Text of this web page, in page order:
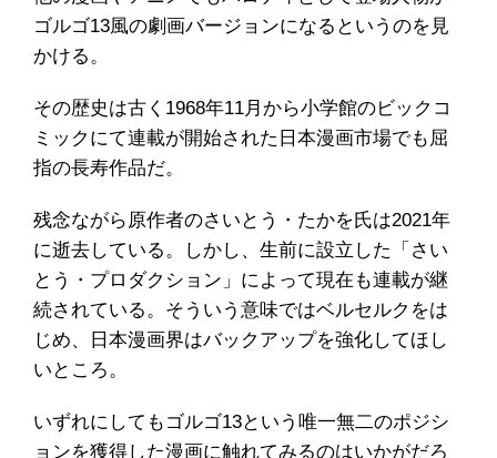
ゴルゴ13風の劇画バージョンになるというのを見
かける。
その歴史は古く1968年11月から小学館のビックコ
ミックにて連載が開始された日本漫画市場でも屈
指の長寿作品だ。
残念ながら原作者のさいとう・たかを氏は2021年
に逝去している。しかし、生前に設立した「さい
とう・プロダクション」によって現在も連載が継
続されている。そういう意味ではベルセルクをは
じめ、日本漫画界はバックアップを強化してほし
いところ。
いずれにしてもゴルゴ13という唯一無二のポジシ
ョンを獲得した漫画に触れてみるのはいかがだろ